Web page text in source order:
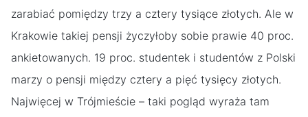
zarabiać pomiędzy trzy a cztery tysiące złotych. Ale w
Krakowie takiej pensji życzyłoby sobie prawie 40 proc.
ankietowanych. 19 proc. studentek i studentów z Polski
marzy o pensji między cztery a pięć tysięcy złotych.
Najwięcej w Trójmieście – taki pogląd wyraża tam